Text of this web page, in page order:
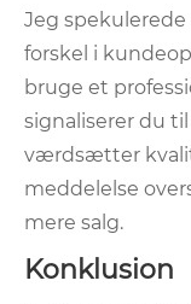
Jeg spekulerede
forskel i
bruge et
signaliserer du
værdsætter
meddelelse
mere salg.
Konklusion